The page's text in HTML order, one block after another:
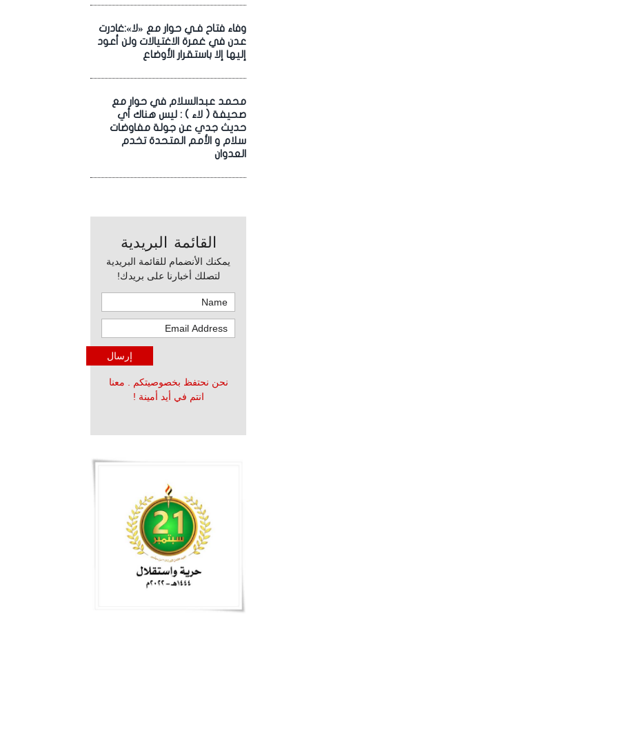
وفاء فتاح فـي حوار مع «لا»:غادرت
عدن في غمرة الاغتيالات ولن أعود
إليها إلا باستقرار الأوضاع
محمد عبدالسلام في حوار مع
صحيفة ( لاء ) : ليس هناك أي
حديث جدي عن جولة مفاوضات
سلام و الأمم المتحدة تخدم
العدوان
القائمة البريدية
يمكنك الأنضمام للقائمة البريدية
لتصلك أخبارنا على بريدك!
نحن نحتفظ بخصوصيتكم . معنا
انتم في أيد أمينة !